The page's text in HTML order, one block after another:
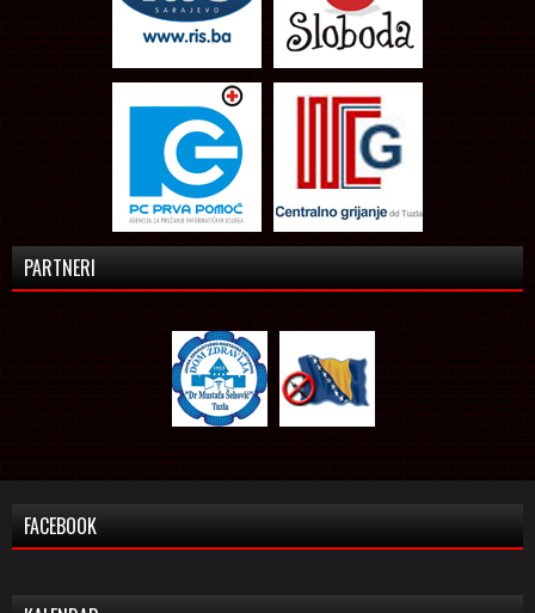
PARTNERI
FACEBOOK